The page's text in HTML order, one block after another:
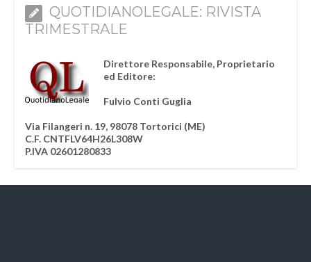
QUOTIDIANOLEGALE: RIVISTA
TRIMESTRALE
Direttore Responsabile, Proprietario
ed Editore:
Fulvio Conti Guglia
Via Filangeri n. 19, 98078 Tortorici (ME)
C.F. CNTFLV64H26L308W
P.IVA 02601280833